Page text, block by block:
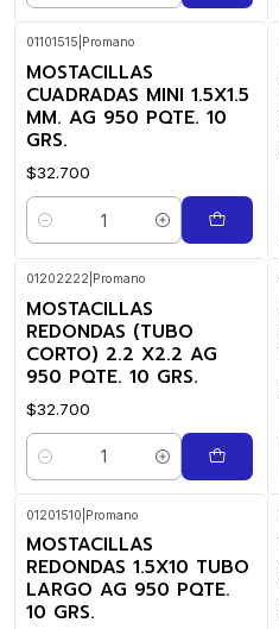
01101515 Promano
MOSTACILLAS
CUADRADAS MINI 1.5X1.5
MM. AG 950 PQTE. 10
GRS.
$32.700
Cantidad
01202222 Promano
MOSTACILLAS
REDONDAS (TUBO
CORTO) 2.2 X2.2 AG
950 PQTE. 10 GRS.
$32.700
Cantidad
01201510 Promano
MOSTACILLAS
REDONDAS 1.5X10 TUBO
LARGO AG 950 PQTE.
10 GRS.